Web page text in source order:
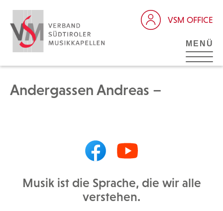
VSM OFFICE
MENÜ
Andergassen Andreas –
Musik ist die Sprache, die wir alle
verstehen.